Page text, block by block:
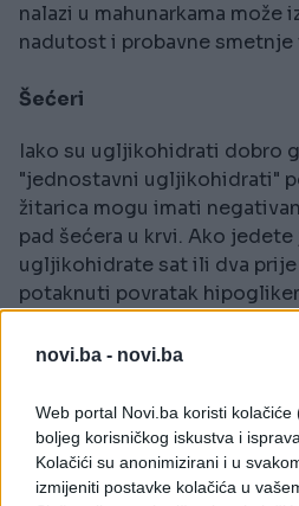
novi.ba - novi.ba
Web portal Novi.ba koristi
boljeg korisničkog iskustva i
Kolačići su anonimizirani i u
izmijeniti postavke kolačića u
nalazi u mahunarkama može
nadutost i probavne smetnje
Šećeri
Iako su ugljikohidrati dobro
"jednostavni ugljikohidrati"
žitarica mogu imati
pad šećera u krvi. Ako
ugljikohidrate sat ili dva
potaknuti povratak
vrtoglavice i pada energije.
Sir
Masti imaju svoje mjesto u
međutim one jako sporo